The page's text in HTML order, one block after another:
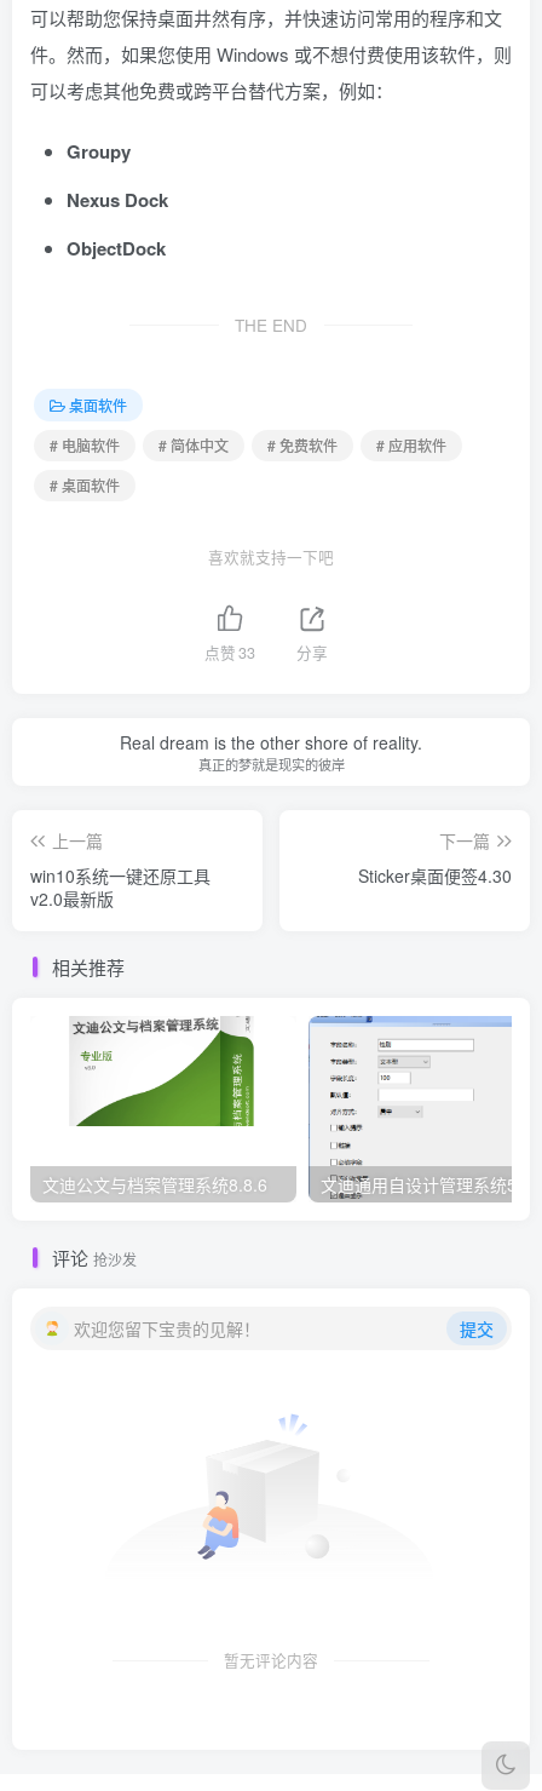
可以帮助您保持桌面井然有序，并快速访问常用的程序和文
件。然而，如果您使用 Windows 或不想付费使用该软件，则
可以考虑其他免费或跨平台替代方案，例如：
Groupy
Nexus Dock
ObjectDock
THE END
桌面软件
# 电脑软件
# 简体中文 # 免费软件
# 应用软件
# 桌面软件
喜欢就支持一下吧
点赞33 分享
Real dream is the other shore of reality.
真正的梦就是现实的彼岸
上一篇
win10系统一键还原工具
v2.0最新版
下一篇
Sticker桌面便签4.30
相关推荐
文迪公文与档案管理系统8.8.6 文迪通用自设计管理系统
评论 抢沙发
欢迎您留下宝贵的见解！ 提交
暂无评论内容